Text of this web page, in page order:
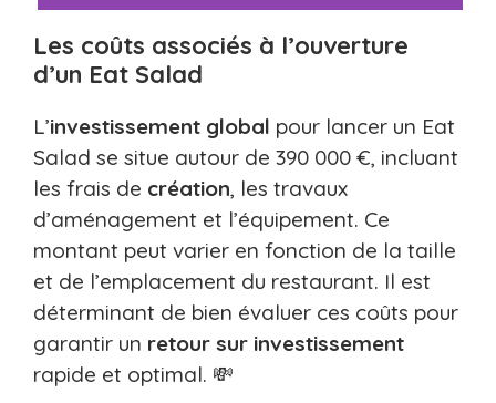
Les coûts associés à l’ouverture
d’un Eat Salad
L’investissement global pour lancer un Eat
Salad se situe autour de 390 000 €, incluant
les frais de création, les travaux
d’aménagement et l’équipement. Ce
montant peut varier en fonction de la taille
et de l’emplacement du restaurant. Il est
déterminant de bien évaluer ces coûts pour
garantir un retour sur investissement
rapide et optimal. 💸